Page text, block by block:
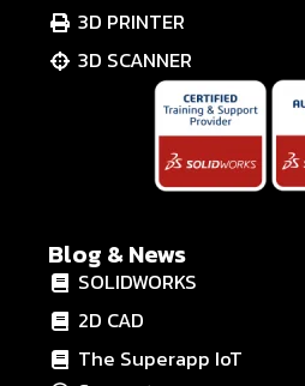
3D PRINTER
3D SCANNER
Blog & News
SOLIDWORKS
2D CAD
The Superapp IoT